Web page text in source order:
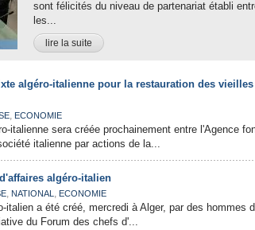
sont félicités du niveau de partenariat établi
les...
lire la suite
algéro-italienne pour la restauration des vieilles
, ECONOMIE
italienne sera créée prochainement entre l'Agence
italienne par actions de la...
algéro-italien
, NATIONAL , ECONOMIE
italien a été créé, mercredi à Alger, par des hommes
du Forum des chefs d'...